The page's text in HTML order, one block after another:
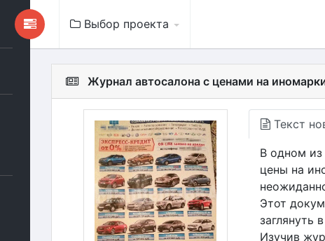
Выбор проекта
Журнал автосалона с ценами на
Текст
В одном из
цены на
Этот
заглянуть
Изучив